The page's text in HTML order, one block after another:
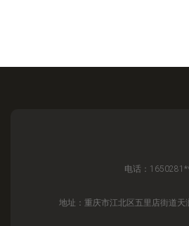
电话：
地址：重庆市江北区五里店街道